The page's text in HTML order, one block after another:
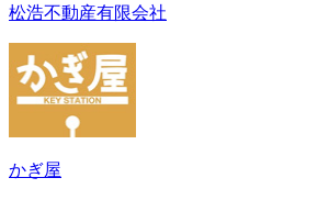
松浩不動産有限会社
かぎ屋